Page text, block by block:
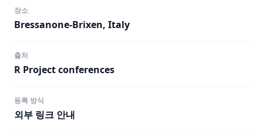
장소
Bressanone-Brixen, Italy
출처
R Project conferences
등록 방식
외부 링크 안내